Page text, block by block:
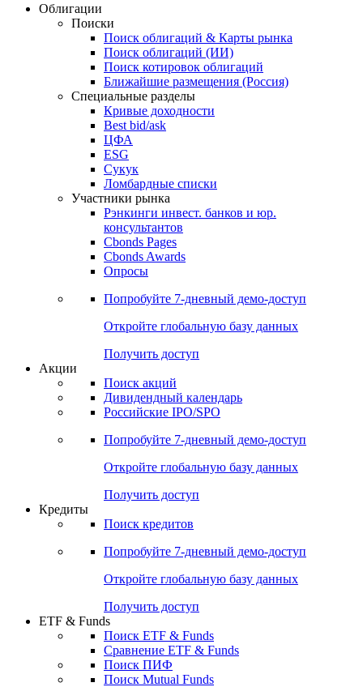
Облигации
Поиски
Поиск облигаций & Карты рынка
Поиск облигаций (ИИ)
Поиск котировок облигаций
Ближайшие размещения (Россия)
Специальные разделы
Кривые доходности
Best bid/ask
ЦФА
ESG
Сукук
Ломбардные списки
Участники рынка
Рэнкинги инвест. банков и юр.
консультантов
Cbonds Pages
Cbonds Awards
Опросы
Попробуйте 7-дневный демо-доступ
Откройте глобальную базу данных
Получить доступ
Акции
Поиск акций
Дивидендный календарь
Российские IPO/SPO
Попробуйте 7-дневный демо-доступ
Откройте глобальную базу данных
Получить доступ
Кредиты
Поиск кредитов
Попробуйте 7-дневный демо-доступ
Откройте глобальную базу данных
Получить доступ
ETF & Funds
Поиск ETF & Funds
Сравнение ETF & Funds
Поиск ПИФ
Поиск Mutual Funds